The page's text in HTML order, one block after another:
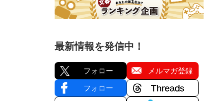
最新情報を発信中！
フォロー メルマガ登録
フォロー